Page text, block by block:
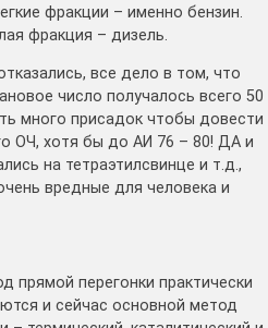
фракции – именно бензин.
фракция – дизель.
все дело в том, что
число получалось всего 50
много присадок чтобы довести
ОЧ, хотя бы до АИ 76 – 80! ДА и
на тетраэтилсвинце и т.д.,
вредные для человека и
прямой перегонки практически
и сейчас основной метод